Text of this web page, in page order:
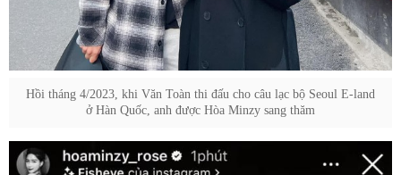
Hồi tháng 4/2023, khi Văn Toàn thi đấu cho câu lạc bộ Seoul E-land
ở Hàn Quốc, anh được Hòa Minzy sang thăm